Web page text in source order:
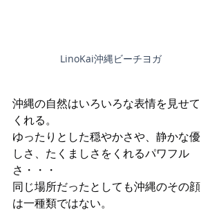
LinoKai沖縄ビーチヨガ
沖縄の自然はいろいろな表情を見せて
くれる。
ゆったりとした穏やかさや、静かな優
しさ、たくましさをくれるパワフル
さ・・・
同じ場所だったとしても沖縄のその顔
は一種類ではない。